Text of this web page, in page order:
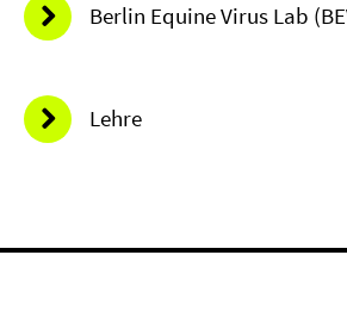
Berlin Equine Virus Lab
Lehre